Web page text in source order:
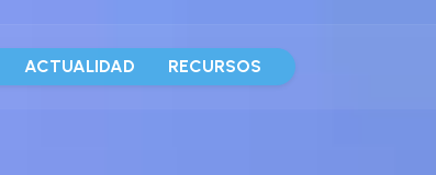
ACTUALIDAD RECURSOS